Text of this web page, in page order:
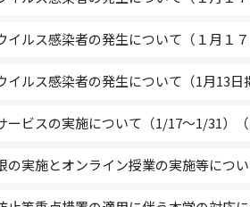
ルス感染者の発生について（１月１７
イルス感染者の発生について（1月13
ービスの実施について（1/17～1/31）（
の実施とオンライン授業の実施等につ